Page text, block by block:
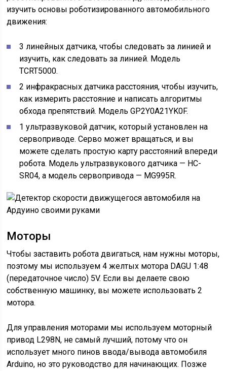
изучить основы роботизированного автомобильного
движения:
3 линейных датчика, чтобы следовать за линией и
изучить, как следовать за линией. Модель
TCRT5000.
2 инфракрасных датчика расстояния, чтобы изучить,
как измерить расстояние и написать алгоритмы
обхода препятствий. Модель GP2Y0A21YK0F.
1 ультразвуковой датчик, который установлен на
сервоприводе. Серво может вращаться, и вы
можете сделать простую карту расстояний впереди
робота. Модель ультразвукового датчика — HC-
SR04, а модель сервопривода — MG995R.
Моторы
Чтобы заставить робота двигаться, нам нужны моторы,
поэтому мы используем 4 желтых мотора DAGU 1:48
(передаточное число) 5V. Если вы делаете свою
собственную машинку, вы можете использовать 2
мотора.
Для управления моторами мы используем моторный
привод L298N, не самый лучший, потому что он
использует много пинов ввода/вывода автомобиля
Arduino, но это руководство для начинающих. Позже